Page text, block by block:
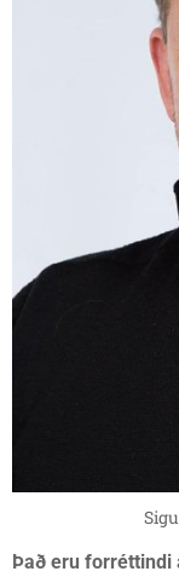
Það eru forréttindi